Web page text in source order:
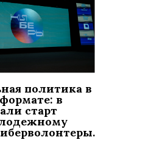
политика в
в
старт